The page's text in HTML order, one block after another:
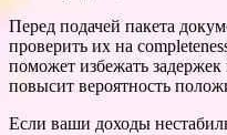
Перед подачей пакета
проверить их на
поможет избежать задержек
повысит вероятность
Если ваши доходы